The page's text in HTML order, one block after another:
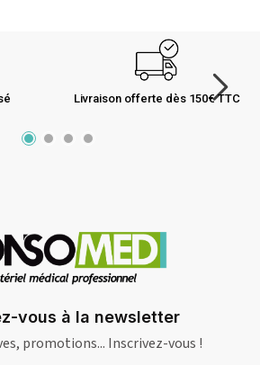
Livraison offerte dès 150€ TTC
vous à la newsletter
promotions... Inscrivez-vous !